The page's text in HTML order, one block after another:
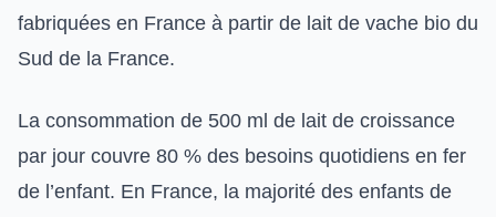
fabriquées en France à partir de lait de vache bio du
Sud de la France.
La consommation de 500 ml de lait de croissance
par jour couvre 80 % des besoins quotidiens en fer
de l’enfant. En France, la majorité des enfants de